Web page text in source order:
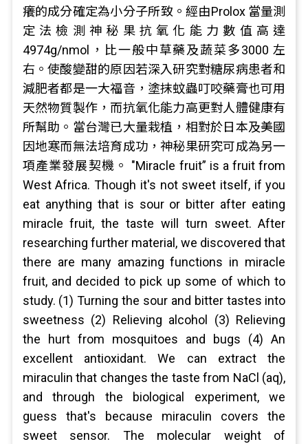
癢的成分確定為小分子所致。經由Prolox 當量測
定法檢測神秘果抗氧化能力數值高達
4974g/nmol，比一般中草藥及蔬菜多3000 左
右。使酸變甜的原因若深入研究對糖尿病患者和
減肥者都是一大福音，塗抹蚊蟲叮咬藥膏也可用
天然物質製作，而抗氧化能力高更對人體健康有
所幫助。當台灣已大量栽植，相對於日本及美國
因地寒而無法培育成功，神秘果研究可成為另一
項產業發展契機。 "Miracle fruit” is a fruit from
West Africa. Though it's not sweet itself, if you
eat anything that is sour or bitter after eating
miracle fruit, the taste will turn sweet. After
researching further material, we discovered that
there are many amazing functions in miracle
fruit, and decided to pick up some of which to
study. (1) Turning the sour and bitter tastes into
sweetness (2) Relieving alcohol (3) Relieving
the hurt from mosquitoes and bugs (4) An
excellent antioxidant. We can extract the
miraculin that changes the taste from NaCl (aq),
and through the biological experiment, we
guess that's because miraculin covers the
sweet sensor. The molecular weight of